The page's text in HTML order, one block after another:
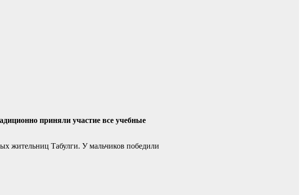
приняли участие все учебные
жительниц Табулги. У мальчиков победили